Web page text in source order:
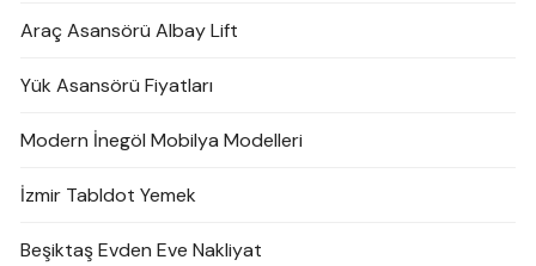
Araç Asansörü Albay Lift
Yük Asansörü Fiyatları
Modern İnegöl Mobilya Modelleri
İzmir Tabldot Yemek
Beşiktaş Evden Eve Nakliyat